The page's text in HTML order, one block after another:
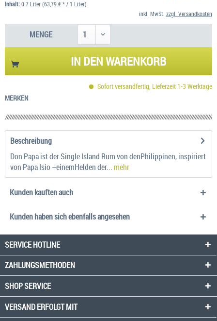
Inhalt:0.7 Liter (63,79 € * / 1 Liter)
inkl. MwSt. zzgl. Versandkosten
MENGE
IN DENWARENKORB
Sofort versandfertig, Lieferzeit 1-3 Werktage
MERKEN
Beschreibung
Don Papa ist der Single Island Rum von denPhilippinen, inspiriert
von Papa Isio –einemHelden der... mehr
Kunden kauften auch
Kunden haben sich ebenfalls angesehen
SERVICE HOTLINE
ZAHLUNGSMETHODEN
SHOP SERVICE
VERSAND ERFOLGT MIT